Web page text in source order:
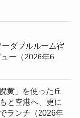
ーダブルルーム宿
ー（2026年6
黄」を使った丘
と空港へ、更に
ランチ（2026年